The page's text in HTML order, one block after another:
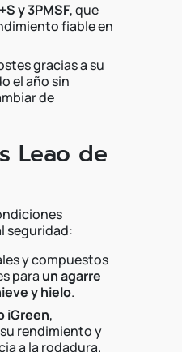
y 3PMSF, que
fiable en
gracias a su
el año sin
de
Leao de
seguridad:
y compuestos
para un agarre
y hielo.
iGreen,
rendimiento y
a la rodadura.